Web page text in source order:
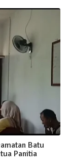
Batu
Panitia